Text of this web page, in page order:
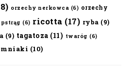
orzechy nerkowca (6) orzechy
pstrąg (6) ricotta (17) ryba (9)
(9) tagatoza (11) twaróg (6)
(10)